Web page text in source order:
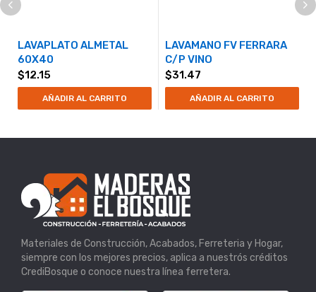
LAVAPLATO ALMETAL
60X40
$12.15
AÑADIR AL CARRITO
LAVAMANO FV FERRARA
C/P VINO
$31.47
AÑADIR AL CARRITO
Materiales de Construcción, Acabados, Ferreteria y Hogar,
siempre con los mejores precios, aplica a nuestrós créditos
CrediBosque o conoce nuestra línea ferretera.